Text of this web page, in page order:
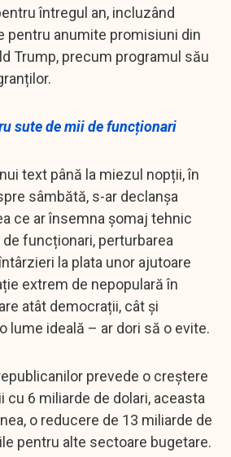
întregul an, incluzând
pentru anumite promisiuni din
Trump, precum programul său
sute de mii de funcționari
text până la miezul nopții, în
sâmbătă, s-ar declanșa
ce ar însemna șomaj tehnic
funcționari, perturbarea
la plata unor ajutoare
extrem de nepopulară în
atât democrații, cât și
lume ideală – ar dori să o evite.
prevede o creștere
cu 6 miliarde de dolari, aceasta
o reducere de 13 miliarde de
pentru alte sectoare bugetare.